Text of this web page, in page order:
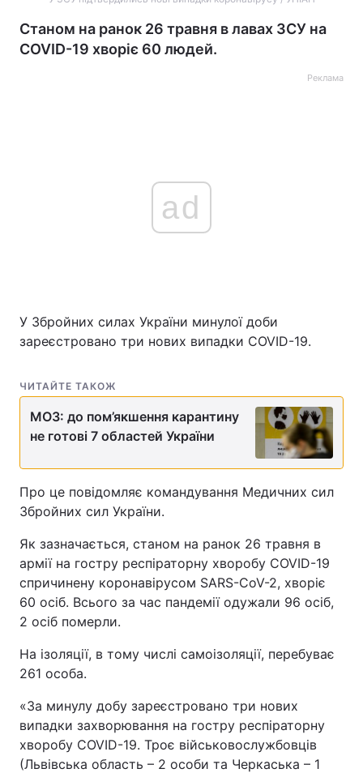
Станом на ранок 26 травня в лавах ЗСУ на
COVID-19 хворіє 60 людей.
Реклама
ad
У Збройних силах України минулої доби
зареєстровано три нових випадки COVID-19.
ЧИТАЙТЕ ТАКОЖ
МОЗ: до пом’якшення карантину
не готові 7 областей України
Про це повідомляє командування Медичних сил
Збройних сил України.
Як зазначається, станом на ранок 26 травня в
армії на гостру респіраторну хворобу COVID-19
спричинену коронавірусом SARS-CoV-2, хворіє
60 осіб. Всього за час пандемії одужали 96 осіб,
2 осіб померли.
На ізоляції, в тому числі самоізоляції, перебуває
261 особа.
«За минулу добу зареєстровано три нових
випадки захворювання на гостру респіраторну
хворобу COVID-19. Троє військовослужбовців
(Львівська область – 2 особи та Черкаська – 1